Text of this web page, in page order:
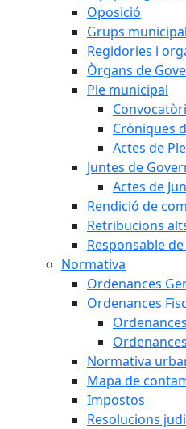
Oposició
Grups
Regidories i
Òrgans de
Ple municipal
Cròniques
Actes de Ple
Juntes de
Actes de
Rendició de
Retribucions
Responsable
Normativa
Ordenances
Ordenances
Normativa
Mapa de
Impostos
Resolucions